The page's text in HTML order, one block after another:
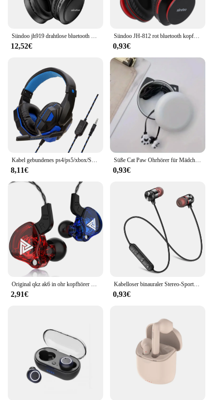
Siindoo jh919 drahtlose bluetooth kopfhörer faltbar stereo kopfhörer super bass geräusch unterdrückung mikrofon für laptop pc tv
12,52€
Siindoo JH-812 rot bluetooth kopfhörer faltbare stereo musik kopfhörer fm und unterstützung sd karte mit mikrofon für mobile samsung pc tv
0,93€
8,11€
Süße Cat Paw Ohrhörer für Mädchen 3,5mm verdrahtete In-Ear-Kopfhörer mit Mikrofon Gaming Stereo Musik Ohrhörer Headset für Handy
0,93€
2,91€
Kabelloser binauraler Stereo-Sport-Bluetooth-Headset-Ohr-hängender, super langer Standby-Magnet-Saugkopf-Hals
0,93€